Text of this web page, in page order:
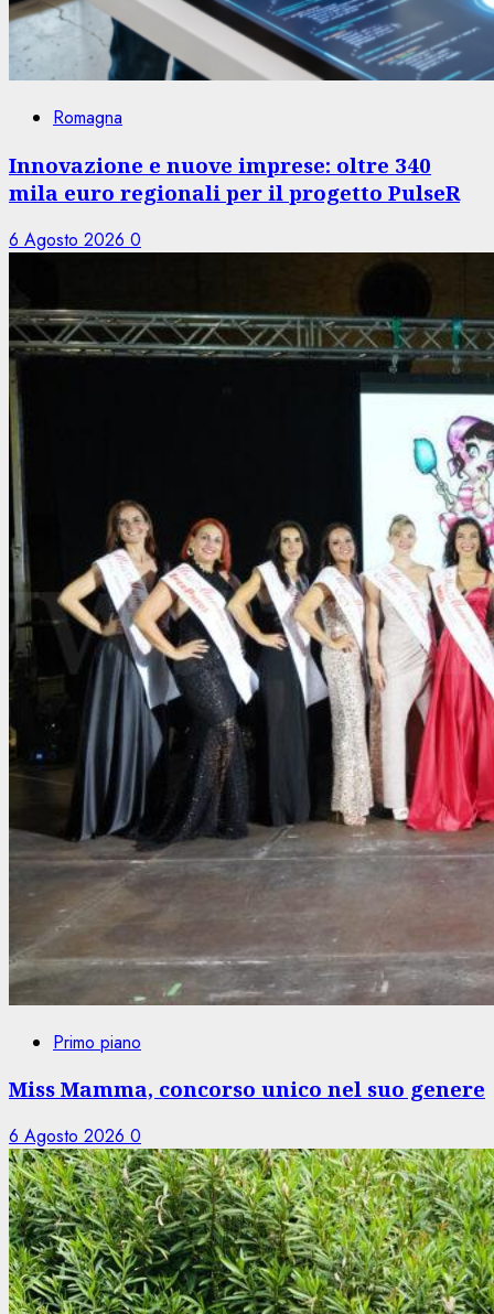
Romagna
Innovazione e nuove imprese: oltre 340
mila euro regionali per il progetto PulseR
6 Agosto 2026 0
Primo piano
Miss Mamma, concorso unico nel suo genere
6 Agosto 2026 0